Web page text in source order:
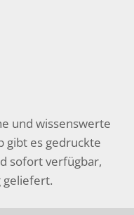
und wissenswerte
gibt es gedruckte
sofort verfügbar,
geliefert.